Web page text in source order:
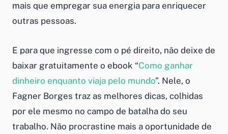
mais que empregar sua energia para enriquecer
outras pessoas.
E para que ingresse com o pé direito, não deixe de
baixar gratuitamente o ebook “Como ganhar
dinheiro enquanto viaja pelo mundo”. Nele, o
Fagner Borges traz as melhores dicas, colhidas
por ele mesmo no campo de batalha do seu
trabalho. Não procrastine mais a oportunidade de